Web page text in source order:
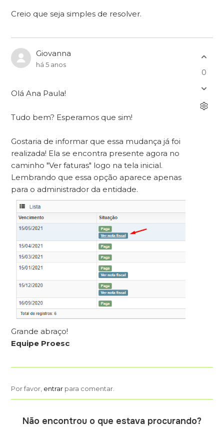
Creio que seja simples de resolver.
Giovanna
há 5 anos
Olá Ana Paula!
Tudo bem? Esperamos que sim!
Gostaria de informar que essa mudança já foi
realizada! Ela se encontra presente agora no
caminho "Ver faturas" logo na tela inicial.
Lembrando que essa opção aparece apenas
para o administrador da entidade.
Grande abraço!
Equipe Proesc
0
Por favor, entrar para comentar.
Não encontrou o que estava procurando?